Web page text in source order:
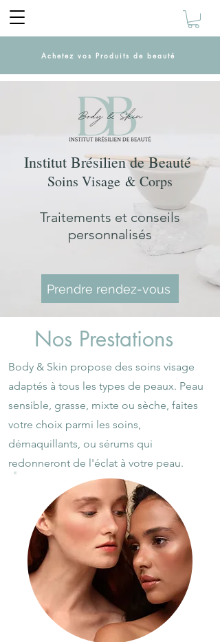
Achetez vos Produits de beauté
Institut Brésilien de Beauté
Soins Visage & Corps
Traitements et conseils
personnalisés
Prendre rendez-vous
Nos Prestations
Body & Skin propose des soins visage
adaptés à tous les types de peaux. Peau
sensible, grasse, mixte ou sèche, faites
votre choix parmi les soins,
démaquillants, ou sérums qui
redonneront de l'éclat à votre peau.